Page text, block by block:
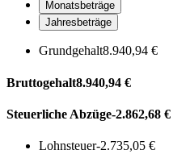
Monatsbeträge
Jahresbeträge
Grundgehalt8.940,94 €
Bruttogehalt8.940,94 €
Steuerliche Abzüge-2.862,68 €
Lohnsteuer-2.735,05 €